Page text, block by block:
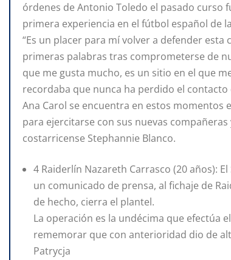
órdenes de Antonio Toledo el pasado
primera experiencia en el fútbol español de
“Es un placer para mí volver a defender
primeras palabras tras comprometerse de
que me gusta mucho, es un sitio en el que
recordaba que nunca ha perdido el contacto
Ana Carol se encuentra en estos
para ejercitarse con sus nuevas
costarricense Stephannie Blanco.
4 Raiderlín Nazareth Carrasco (20 años):
un comunicado de prensa, al fichaje de
de hecho, cierra el plantel.
La operación es la undécima que efectúa
rememorar que con anterioridad dio de
Patrycja